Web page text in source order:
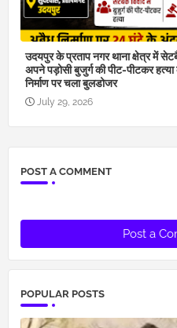
उदयपुर के प्रताप नगर थाना क्षेत्र में
अपने पड़ोसी बुजुर्ग की पीट-पीटकर
निर्माण पर चला बुलडोजर
July 29, 2026
POST A COMMENT
Post a
POPULAR POSTS